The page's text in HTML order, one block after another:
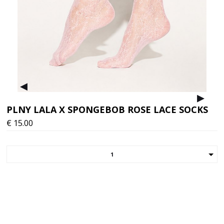
▸ ▸
PLNY LALA X SPONGEBOB ROSE LACE SOCKS
€ 15.00
1